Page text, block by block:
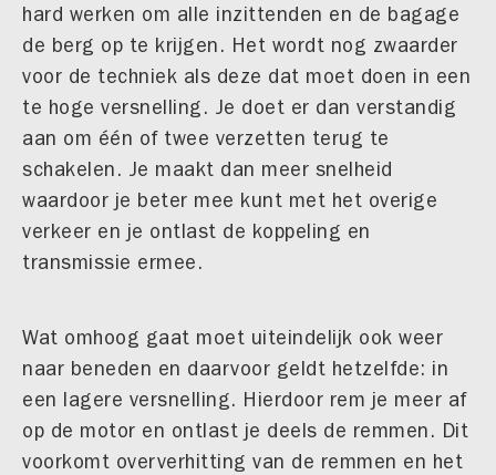
hard werken om alle inzittenden en de bagage
de berg op te krijgen. Het wordt nog zwaarder
voor de techniek als deze dat moet doen in een
te hoge versnelling. Je doet er dan verstandig
aan om één of twee verzetten terug te
schakelen. Je maakt dan meer snelheid
waardoor je beter mee kunt met het overige
verkeer en je ontlast de koppeling en
transmissie ermee.
Wat omhoog gaat moet uiteindelijk ook weer
naar beneden en daarvoor geldt hetzelfde: in
een lagere versnelling. Hierdoor rem je meer af
op de motor en ontlast je deels de remmen. Dit
voorkomt oververhitting van de remmen en het